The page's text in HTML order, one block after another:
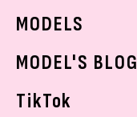
モデルの購入品
おでかけ
MODELS
MODEL'S BLOG
TikTok